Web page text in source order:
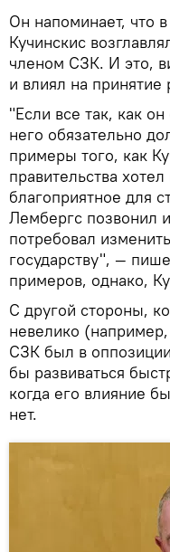
Он напоминает, что
Кучинскис
членом СЗК. И это,
и влиял на
"Если все так, как
него обязательно
примеры того, как
правительства
благоприятное для
Лембергс позвонил
потребовал
государству", —
примеров, однако,
С другой стороны,
невелико
СЗК был в
бы развиваться
когда его влияние
нет.